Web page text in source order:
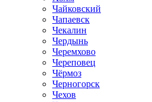
Чайковский
Чапаевск
Чекалин
Чердынь
Черемхово
Череповец
Чёрмоз
Черногорск
Чехов